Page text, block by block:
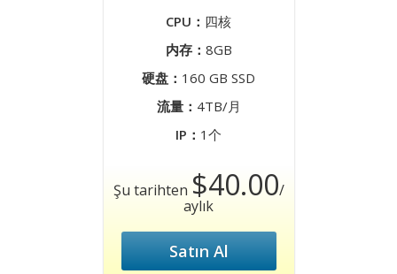
CPU： 四核
内存： 8GB
硬盘： 160 GB SSD
流量： 4TB/月
IP： 1个
Şu tarihten $40.00/
aylık
Satın Al